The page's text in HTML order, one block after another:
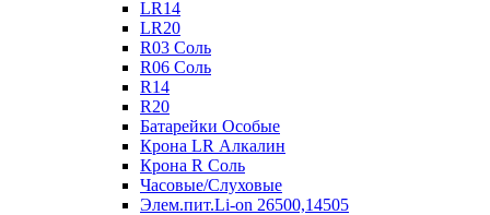
LR14
LR20
R03 Соль
R06 Соль
R14
R20
Батарейки Особые
Крона LR Алкалин
Крона R Соль
Часовые/Слуховые
Элем.пит.Li-on 26500,14505